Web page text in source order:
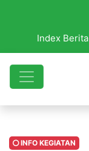
Index Berita
INFO KEGIATAN